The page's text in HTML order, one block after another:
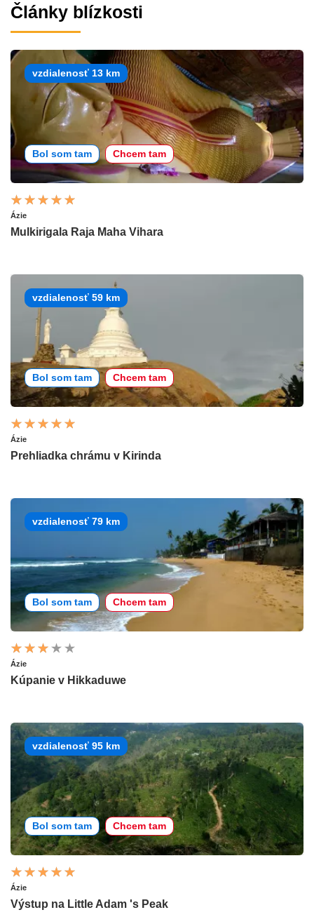
Články blízkosti
vzdialenosť 13 km
Bol som tam Chcem tam
Ázie
Mulkirigala Raja Maha Vihara
vzdialenosť 59 km
Bol som tam Chcem tam
Ázie
Prehliadka chrámu v Kirinda
vzdialenosť 79 km
Bol som tam Chcem tam
Ázie
Kúpanie v Hikkaduwe
vzdialenosť 95 km
Bol som tam Chcem tam
Ázie
Výstup na Little Adam 's Peak